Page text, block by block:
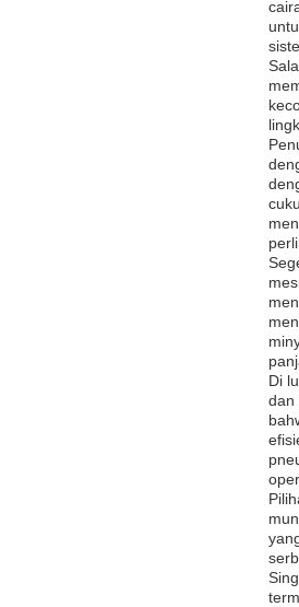
Di
dan